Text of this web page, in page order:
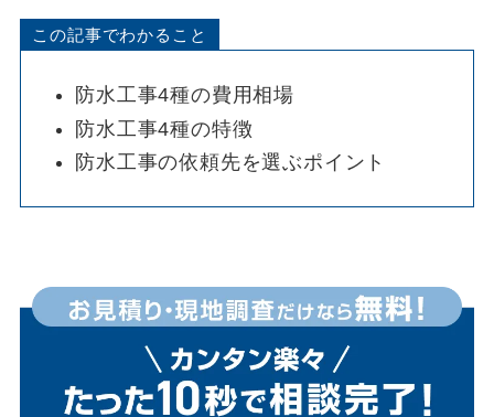
この記事でわかること
防水工事4種の費用相場
防水工事4種の特徴
防水工事の依頼先を選ぶポイント